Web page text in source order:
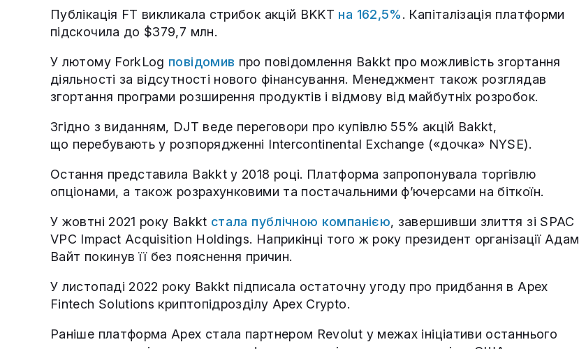
Публікація FT викликала стрибок акцій BKKT на 162,5%. Капіталізація платформи
підскочила до $379,7 млн.
У лютому ForkLog повідомив про повідомлення Bakkt про можливість згортання
діяльності за відсутності нового фінансування. Менеджмент також розглядав
згортання програми розширення продуктів і відмову від майбутніх розробок.
Згідно з виданням, DJT веде переговори про купівлю 55% акцій Bakkt,
що перебувають у розпорядженні Intercontinental Exchange («дочка» NYSE).
Остання представила Bakkt у 2018 році. Платформа запропонувала торгівлю
опціонами, а також розрахунковими та постачальними ф’ючерсами на біткоїн.
У жовтні 2021 року Bakkt стала публічною компанією, завершивши злиття зі SPAC
VPC Impact Acquisition Holdings. Наприкінці того ж року президент організації Адам
Вайт покинув її без пояснення причин.
У листопаді 2022 року Bakkt підписала остаточну угоду про придбання в Apex
Fintech Solutions криптопідрозділу Apex Crypto.
Раніше платформа Apex стала партнером Revolut у межах ініціативи останнього